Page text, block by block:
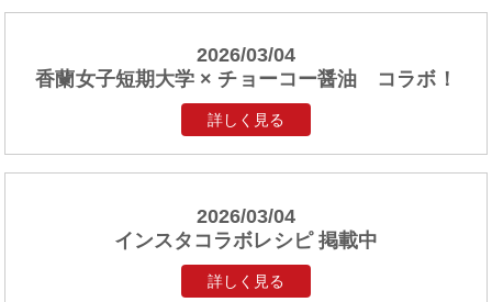
2026/03/04
香蘭女子短期大学 × チョーコー醤油 コラボ！
詳しく見る
2026/03/04
インスタコラボレシピ 掲載中
詳しく見る